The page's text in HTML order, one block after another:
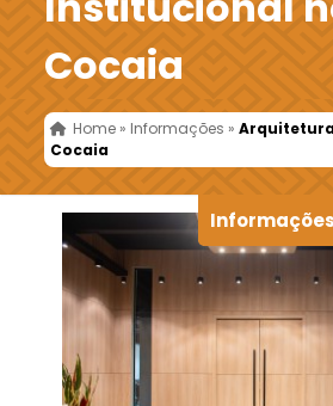
Cocaia
Home » Informações »
Cocaia
Informações